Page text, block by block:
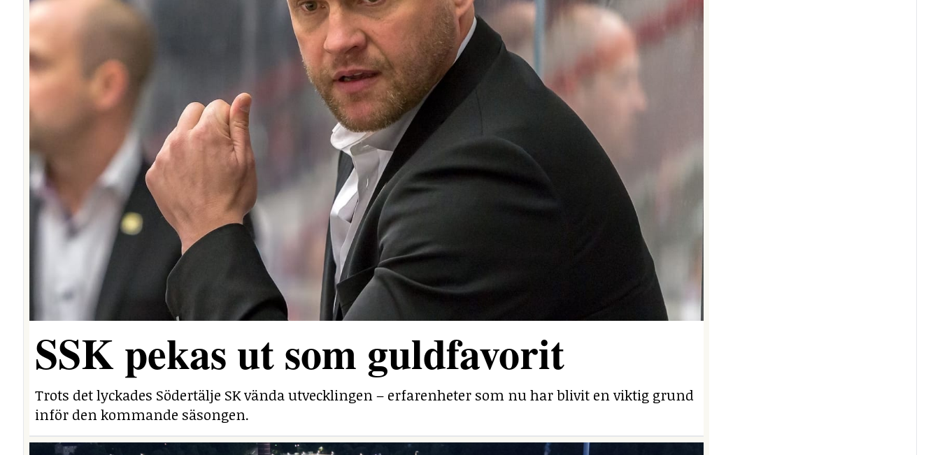
SSK pekas ut som guldfavorit
Trots det lyckades Södertälje SK vända utvecklingen – erfarenheter som nu har blivit en viktig grund
inför den kommande säsongen.